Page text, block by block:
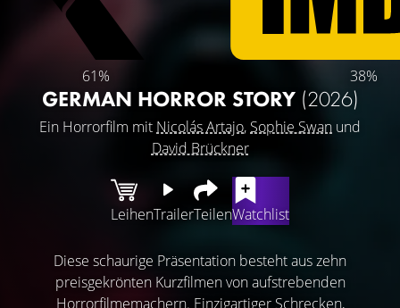
61% 38%
GERMAN HORROR STORY (2026)
Ein Horrorfilm mit Nicolás Artajo, Sophie Swan und
David Brückner
LeihenTrailerTeilenWatchlist
Diese schaurige Präsentation besteht aus zehn
preisgekrönten Kurzfilmen von aufstrebenden
Horrorfilmemachern. Einzigartiger Schrecken,